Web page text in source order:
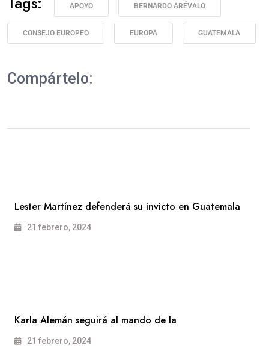
APOYO BERNARDO ARÉVALO
CONSEJO EUROPEO EUROPA GUATEMALA
Compártelo:
Lester Martínez defenderá su invicto en Guatemala
21 febrero, 2024
Karla Alemán seguirá al mando de la
21 febrero, 2024